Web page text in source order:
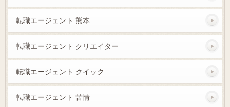
転職エージェント 熊本
転職エージェント クリエイター
転職エージェント クイック
転職エージェント 苦情